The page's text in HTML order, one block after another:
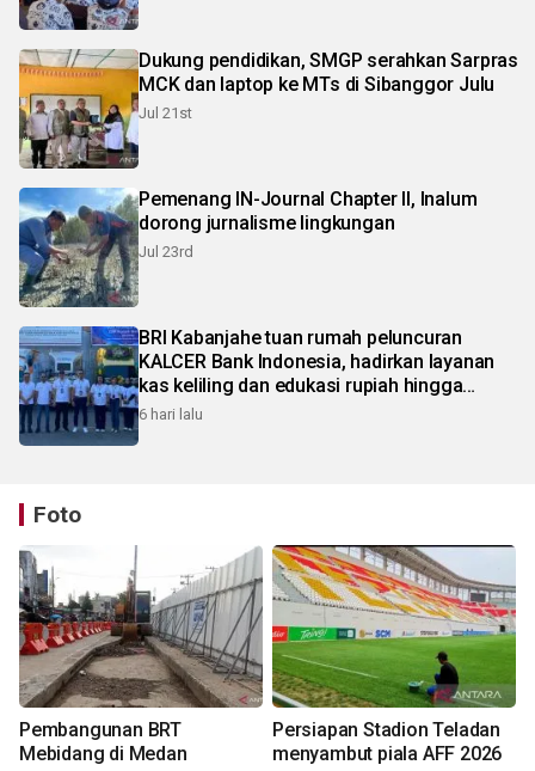
Dukung pendidikan, SMGP serahkan Sarpras
MCK dan laptop ke MTs di Sibanggor Julu
Jul 21st
Pemenang IN-Journal Chapter II, Inalum
dorong jurnalisme lingkungan
Jul 23rd
BRI Kabanjahe tuan rumah peluncuran
KALCER Bank Indonesia, hadirkan layanan
kas keliling dan edukasi rupiah hingga
pelosok Karo
6 hari lalu
Foto
Pembangunan BRT
Mebidang di Medan
Persiapan Stadion Teladan
menyambut piala AFF 2026